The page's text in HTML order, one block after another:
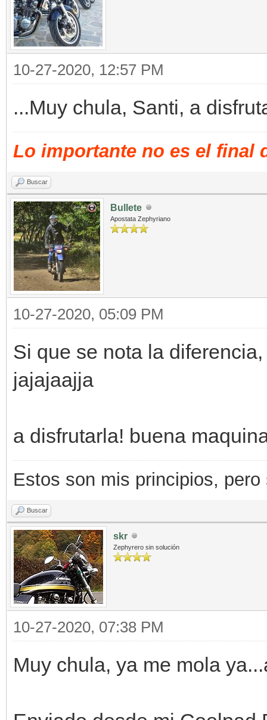
10-27-2020, 12:57 PM
...Muy chula, Santi, a
Lo importante no es el final
Buscar
Bullete
Apostata Zephyriano
10-27-2020, 05:09 PM
Si que se nota la
jajajaajja
a disfrutarla! buena
Estos son mis principios,
Buscar
skr
Zephyrero sin solución
10-27-2020, 07:38 PM
Muy chula, ya me mola